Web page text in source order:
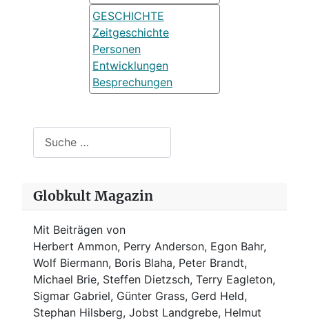
GESCHICHTE
Zeitgeschichte
Personen
Entwicklungen
Besprechungen
Globkult Magazin
Mit Beiträgen von
Herbert Ammon, Perry Anderson, Egon Bahr,
Wolf Biermann, Boris Blaha, Peter Brandt,
Michael Brie, Steffen Dietzsch, Terry Eagleton,
Sigmar Gabriel, Günter Grass, Gerd Held,
Stephan Hilsberg, Jobst Landgrebe, Helmut